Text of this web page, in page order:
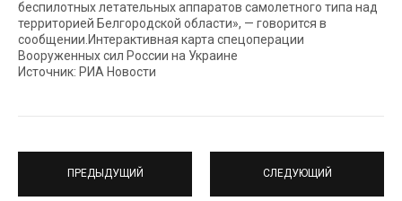
беспилотных летательных аппаратов самолетного типа над
территорией Белгородской области», — говорится в
сообщении.Интерактивная карта спецоперации
Вооруженных сил России на Украине
Источник: РИА Новости
ПРЕДЫДУЩИЙ СЛЕДУЮЩИЙ